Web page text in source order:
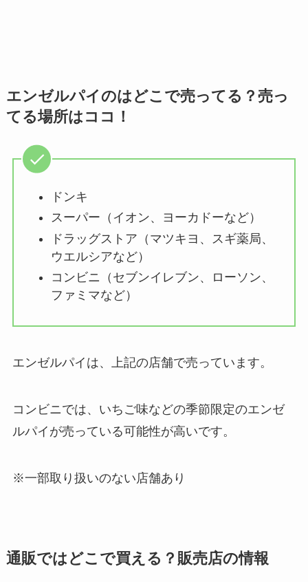
エンゼルパイのはどこで売ってる？売っ
てる場所はココ！
ドンキ
スーパー（イオン、ヨーカドーなど）
ドラッグストア（マツキヨ、スギ薬局、
ウエルシアなど）
コンビニ（セブンイレブン、ローソン、
ファミマなど）
エンゼルパイは、上記の店舗で売っています。
コンビニでは、いちご味などの季節限定のエンゼ
ルパイが売っている可能性が高いです。
※一部取り扱いのない店舗あり
通販ではどこで買える？販売店の情報